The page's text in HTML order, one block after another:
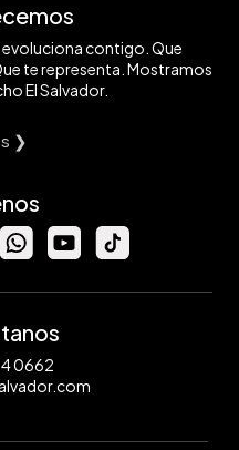
contigo. Que
te representa. Mostramos
El Salvador.
❯
0662